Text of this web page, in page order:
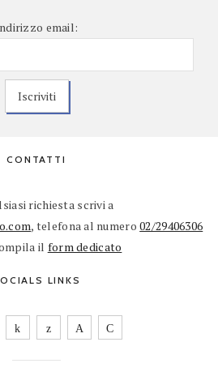
email:
CONTATTI
richiesta scrivi a
, telefona al numero02/29406306
il form dedicato
LINKS